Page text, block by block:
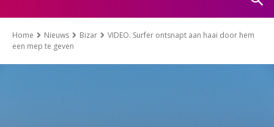
Home Nieuws Bizar
VIDEO. Surfer ontsnapt aan haai door hem
een mep te geven